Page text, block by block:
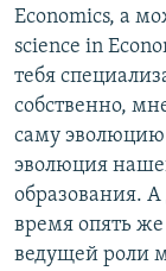
Economics, а
science in
тебя
собственно,
саму
эволюция
образования. А
время опять
ведущей роли